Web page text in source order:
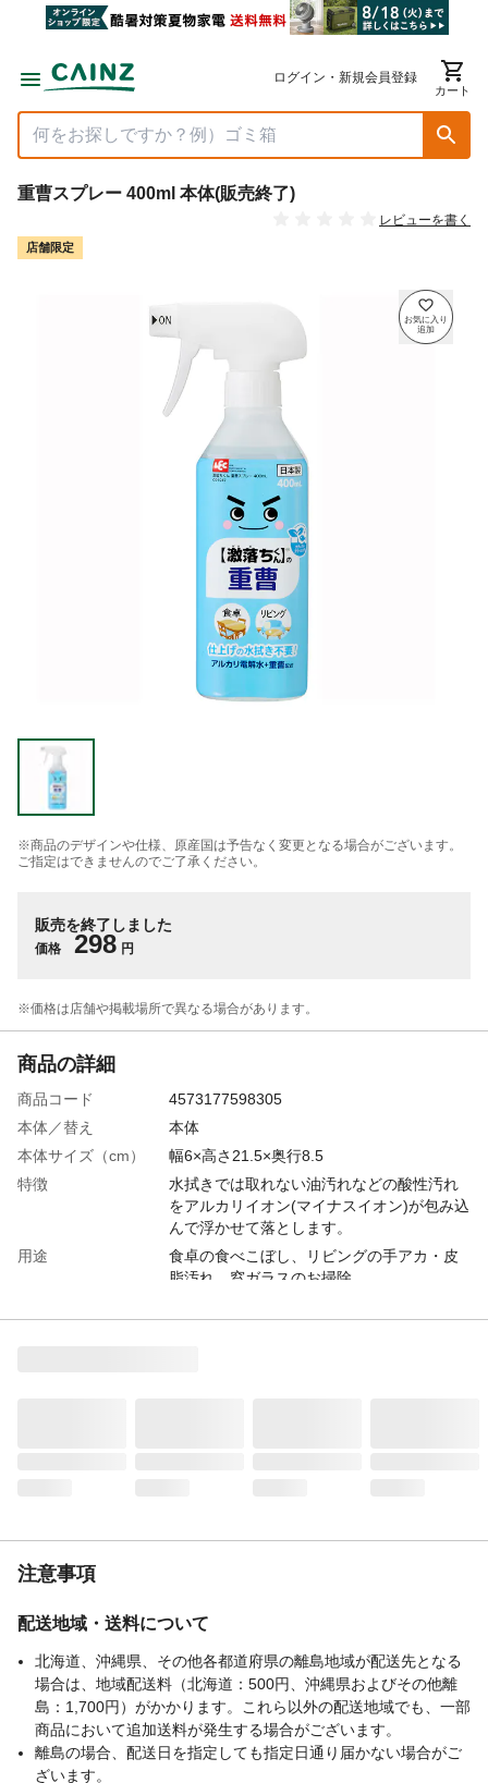
ログイン・新規会員登録
カート
重曹スプレー 400ml 本体(販売終了)
レビューを書く
店舗限定
※商品のデザインや仕様、原産国は予告なく変更となる場合がございます。
ご指定はできませんのでご了承ください。
販売を終了しました
価格 298 円
※価格は​店舗や​掲載場所で​異なる​場合が​あります。
商品の詳細
商品コード
4573177598305
本体／替え
本体
本体サイズ（cm）
幅6×高さ21.5×奥行8.5
特徴
水拭きでは取れない油汚れなどの酸性汚れ
をアルカリイオン(マイナスイオン)が包み込
んで浮かせて落とします。
用途
食卓の食べこぼし、リビングの手アカ・皮
脂汚れ、窓ガラスのお掃除
液性
ご相談ください。
レビ・パソコンの画面
使用できるもの
食卓、リビング
使用量の目安
1平方メートルに対し約6回噴射
注意事項
配送地域・送料について
北海道、沖縄県、その他各都道府県の離島地域が配送先となる
場合は、地域配送料（北海道：500円、沖縄県およびその他離
島：1,700円）がかかります。これら以外の配送地域でも、一部
商品において追加送料が発生する場合がございます。
離島の場合、配送日を指定しても指定日通り届かない場合がご
ざいます。